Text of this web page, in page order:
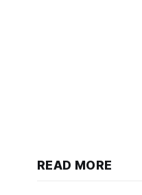
READ MORE